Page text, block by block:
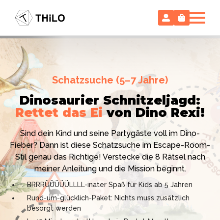
Hollywood-Action im
Kinderzimmer – ohne
Vorbereitungsstress!
Ich bin THiLO, "Dein SPIEGEL"-Bestseller-Autor und
TV-Profi (ZDF "1, 2 oder 3"). Entdecke jetzt meine
Schatzsuchen und Escape Rooms zum Sofort-
Download. Und natürlich meine Ebooks.
Schatzsuche (5–7 Jahre)
Dinosaurier Schnitzeljagd:
Rettet das Ei von Dino Rexi!
Sind dein Kind und seine Partygäste voll im Dino-
Fieber? Dann ist diese Schatzsuche im Escape-Room-
Stil genau das Richtige! Verstecke die 8 Rätsel nach
meiner Anleitung und die Mission beginnt.
BRRRÜÜÜÜÜLLLL-inater Spaß für Kids ab 5 Jahren
Rund-um-glücklich-Paket: Nichts muss zusätzlich
besorgt werden
Escape Room (ab 8 oder 12 Jahre)
Locked-up Agents: Im Labor
des Virologen
Das gab es noch nie: Verwandele dein Zuhause in ein
High-Tech Labor! Unser 24-seitiges PDF enthält alles:
Mission, Agentenausweise, Rätsel und Requisiten.
Knackt den Fall in 90 Minuten!
Kniffliger Rätselspaß für 2 bis 6 Spieler (8 - 11 oder 12–
99 Jahre)
Professionelles PDF: Agentenausweise & Schilder
inklusive